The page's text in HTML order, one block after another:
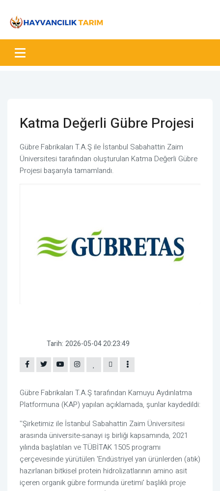
Katma Değerli Gübre Projesi
Gübre Fabrikaları T.A.Ş ile İstanbul Sabahattin Zaim
Üniversitesi tarafından oluşturulan Katma Değerli Gübre
Projesi başarıyla tamamlandı.
Tarih: 2026-05-04 20:23:49
Gübre Fabrikaları T.A.Ş tarafından Kamuyu Aydınlatma
Platformuna (KAP) yapılan açıklamada, şunlar kaydedildi:
''Şirketimiz ile İstanbul Sabahattin Zaim Üniversitesi
arasında üniversite-sanayi iş birliği kapsamında, 2021
yılında başlatılan ve TÜBİTAK 1505 programı
çerçevesinde yürütülen 'Endüstriyel yan ürünlerden (atık)
hazırlanan bitkisel protein hidrolizatlarının amino asit
içeren organik gübre formunda üretimi' başlıklı proje